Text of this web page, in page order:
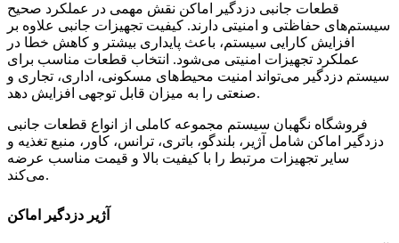
قطعات جانبی دزدگیر اماکن نقش مهمی در عملکرد صحیح
سیستم‌های حفاظتی و امنیتی دارند. کیفیت تجهیزات جانبی علاوه بر
افزایش کارایی سیستم، باعث پایداری بیشتر و کاهش خطا در
عملکرد تجهیزات امنیتی می‌شود. انتخاب قطعات مناسب برای
سیستم دزدگیر می‌تواند امنیت محیط‌های مسکونی، اداری، تجاری و
صنعتی را به میزان قابل توجهی افزایش دهد.
فروشگاه نگهبان سیستم مجموعه کاملی از انواع قطعات جانبی
دزدگیر اماکن شامل آژیر، بلندگو، باتری، ترانس، کاور، منبع تغذیه و
سایر تجهیزات مرتبط را با کیفیت بالا و قیمت مناسب عرضه
می‌کند.
آژیر دزدگیر اماکن